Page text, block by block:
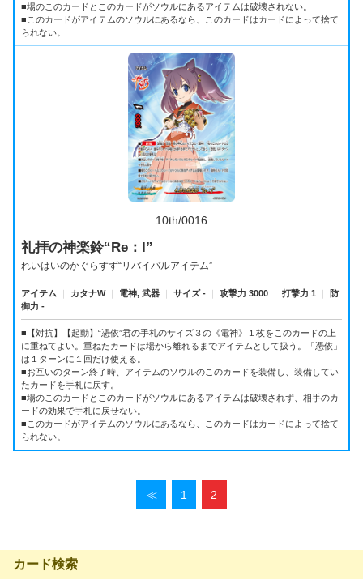
■場のこのカードとこのカードがソウルにあるアイテムは破壊されない。
■このカードがアイテムのソウルにあるなら、このカードはカードによって捨て
られない。
10th/0016
礼拝の神楽鈴“Re：I”
れいはいのかぐらすず“リバイバルアイテム”
アイテム ｜ カタナW ｜ 電神, 武器 ｜ サイズ - ｜ 攻撃力 3000 ｜ 打撃力 1 ｜
防
御力 -
■【対抗】【起動】“憑依”君の手札のサイズ３の《電神》１枚をこのカードの上
に重ねてよい。重ねたカードは場から離れるまでアイテムとして扱う。「憑依」
は１ターンに１回だけ使える。
■お互いのターン終了時、アイテムのソウルのこのカードを装備し、装備してい
たカードを手札に戻す。
■場のこのカードとこのカードがソウルにあるアイテムは破壊されず、相手のカ
ードの効果で手札に戻せない。
■このカードがアイテムのソウルにあるなら、このカードはカードによって捨て
られない。
≪ 1 2
カード検索